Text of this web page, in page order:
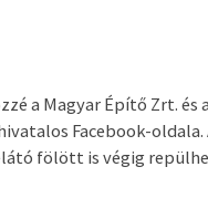
a Magyar Építő Zrt. és
Facebook-
fölött is végig